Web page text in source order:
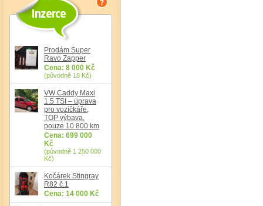
Prodám Super
Ravo Zapper
Cena: 8 000 Kč
(původně 18 Kč)
VW Caddy Maxi
1.5 TSI – úprava
pro vozíčkáře,
TOP výbava,
pouze 10 800 km
Cena: 699 000
Kč
(původně 1 250 000
Kč)
Kočárek Stingray
R82 č.1
Cena: 14 000 Kč